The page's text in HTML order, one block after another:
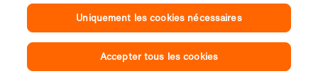
Uniquement les cookies nécessaires
Accepter tous les cookies